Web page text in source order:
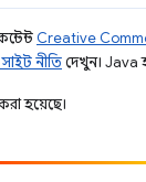
Creative
নীতিদেখুন। Java
হয়েছে।